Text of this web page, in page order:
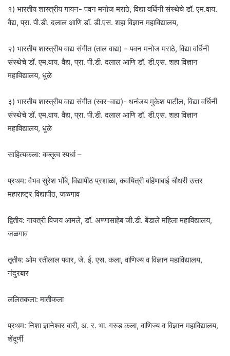
१) भारतीय शास्त्रीय गायन- पवन मनोज मराठे, विद्या वर्धिनी संस्थेचे डॉ. एम.वाय.
वैद्य, प्रा. पी.डी. दलाल आणि डॉ. डी.एस. शहा विज्ञान महाविद्यालय,
२) भारतीय शास्त्रीय वाद्य संगीत (ताल वाद्य) – पवन मनोज मराठे, विद्या वर्धिनी
संस्थेचे डॉ. एम.वाय. वैद्य, प्रा. पी.डी. दलाल आणि डॉ. डी.एस. शहा विज्ञान
महाविद्यालय, धुळे
३) भारतीय शास्त्रीय वाद्य संगीत (स्वर-वाद्य)- धनंजय मुकेश पाटील, विद्या वर्धिनी
संस्थेचे डॉ. एम.वाय. वैद्य, प्रा. पी.डी. दलाल आणि डॉ. डी.एस. शहा विज्ञान
महाविद्यालय, धुळे
साहित्यकला: वक्तृत्व स्पर्धा –
प्रथम: वैभव सुरेश भोंबे, विद्यापीठ प्रशाळा, कवयित्री बहिणाबाई चौधरी उत्तर
महाराष्ट्र विद्यापीठ, जळगाव
द्वितीय: गायत्री विजय आमले, डॉ. अण्णासाहेब जी.डी. बेंडाले महिला महाविद्यालय,
जळगाव
तृतीय: ओम रतीलाल पवार, जे. ई. एस. कला, वाणिज्य व विज्ञान महाविद्यालय,
नंदुरबार
ललितकला: मातीकला
प्रथम: निशा ज्ञानेश्वर बारी, अ. र. भा. गरुड कला, वाणिज्य व विज्ञान महाविद्यालय,
शेंदूर्णी